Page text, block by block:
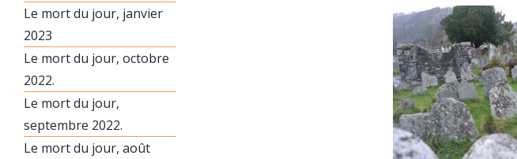
Le mort du jour, janvier
2023
Le mort du jour, octobre
2022.
Le mort du jour,
septembre 2022.
Le mort du jour, août